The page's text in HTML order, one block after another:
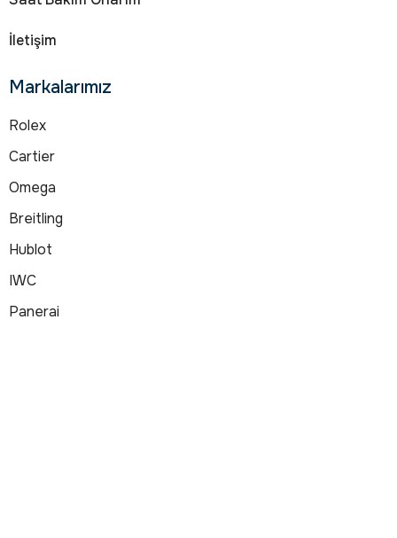
İletişim
Markalarımız
Rolex
Cartier
Omega
Breitling
Hublot
IWC
Panerai